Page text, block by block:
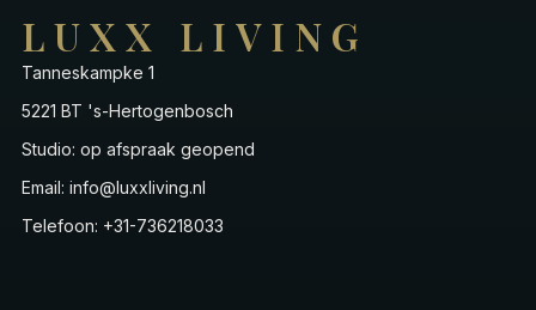
LUXX LIVING
Tanneskampke 1
5221 BT 's-Hertogenbosch
Studio: op afspraak geopend
Email: info@luxxliving.nl
Telefoon: +31-736218033